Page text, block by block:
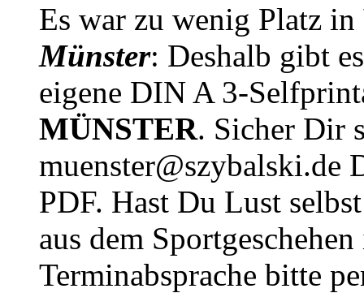
Es war zu wenig Platz in
Münster: Deshalb gibt
eigene DIN A 3-
MÜNSTER. Sicher Dir
muenster@szybalski.de
PDF. Hast Du Lust
aus dem
Terminabsprache bitte